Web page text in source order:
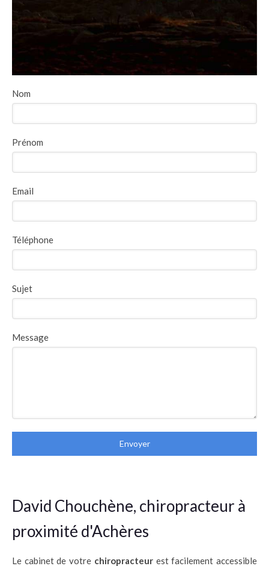
Nom
Prénom
Email
Téléphone
Sujet
Message
Envoyer
David Chouchène, chiropracteur à
proximité d'Achères
Le cabinet de votre chiropracteurest facilement accessible